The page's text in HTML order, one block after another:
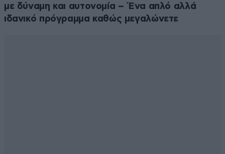
με δύναμη και αυτονομία – Ένα απλό αλλά
ιδανικό πρόγραμμα καθώς μεγαλώνετε